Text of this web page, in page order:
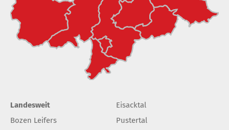
Landesweit
Bozen Leifers
Eisacktal
Pustertal